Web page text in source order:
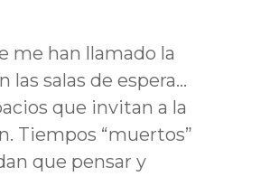
me han llamado la
las salas de espera…
que invitan a la
Tiempos “muertos”
que pensar y